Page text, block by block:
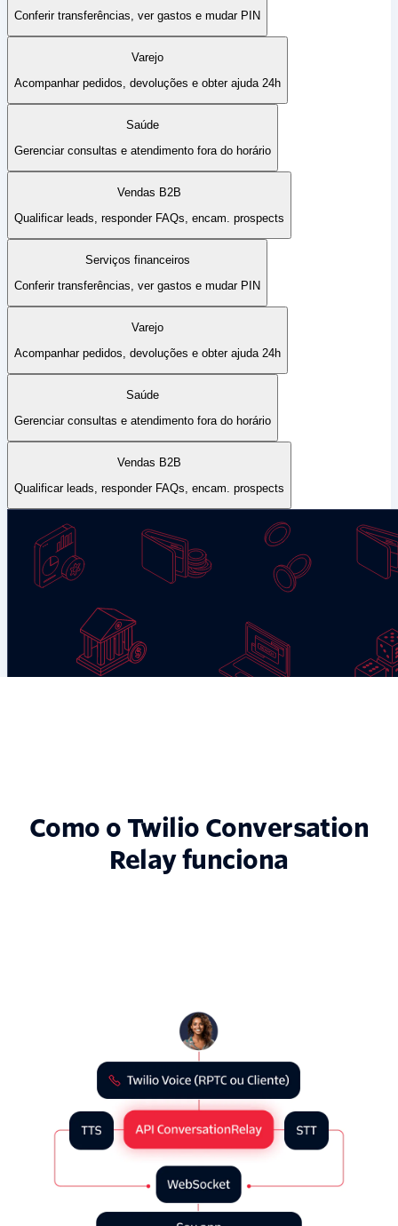
Como o Twilio Conversation
Relay funciona